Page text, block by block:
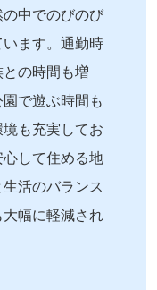
中でのびのび
ます。通勤時
の時間も増
で遊ぶ時間も
も充実してお
して住める地
活のバランス
幅に軽減され